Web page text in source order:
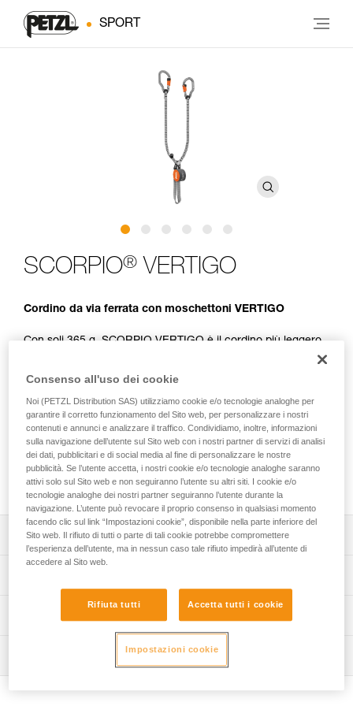
SPORT
SCORPIO® VERTIGO
Cordino da via ferrata con moschettoni VERTIGO
Con soli 365 g, SCORPIO VERTIGO è il cordino più leggero
moschettoni VERTIGO WIRE-LOCK garantiscono
un’eccellente prensilità e dispongono di una grande apertura
per un rapido aggancio e sgancio dai cavi. Il cordino è
dotato di un capo corto per installare un moschettone (non
fornito) per riposarsi più facilmente alle barre durante il
percorso.
Descrizione
Cordino molto leggero e compatto:
- ingombro minimo e spostamenti facilitati, grazie
- grande capacità di allungamento dei capi elastici per
facilitare la progressione e adattarsi a tutte le corporature,
- capo corto per riposarsi facilmente alle barre
Materiali: polietilene ad alta densità, poliestere, alluminio
Certificazione(i): CE EN 958, UIAA
Lunghezza del cordino: in posizione retratta: 68 cm, in
posizione estesa: 106 cm, capo corto (senza
Consenso all'uso dei cookie
Noi (PETZL Distribution SAS) utilizziamo cookie e/o tecnologie analoghe per
garantire il corretto funzionamento del Sito web, per personalizzare i nostri
contenuti e annunci e analizzare il traffico. Condividiamo, inoltre, informazioni
sulla navigazione dell’utente sul Sito web con i nostri partner di servizi di analisi
dei dati, pubblicitari e di social media al fine di personalizzare le nostre
pubblicità. Se l’utente accetta, i nostri cookie e/o tecnologie analoghe saranno
attivi solo sul Sito web e non seguiranno l’utente su altri siti. I cookie e/o
tecnologie analoghe dei nostri partner seguiranno l’utente durante la
navigazione. L’utente può revocare il proprio consenso in qualsiasi momento
facendo clic sul link “Impostazioni cookie”, disponibile nella parte inferiore del
Sito web. Il rifiuto di tutti o parte di tali cookie potrebbe compromettere
l’esperienza dell’utente, ma in nessun caso tale rifiuto impedirà all’utente di
accedere al Sito web.
Rifiuta tutti Accetta tutti i cookie
Impostazioni cookie